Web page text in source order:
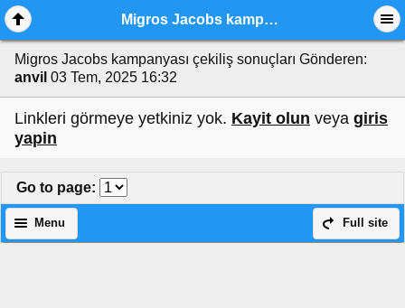
Migros Jacobs kampanyası çekiliş sonuçları
Migros Jacobs kampanyası çekiliş sonuçları Gönderen:
anvil 03 Tem, 2025 16:32
Linkleri görmeye yetkiniz yok. Kayit olun veya giris
yapin
Go to page:
Full site
Menu